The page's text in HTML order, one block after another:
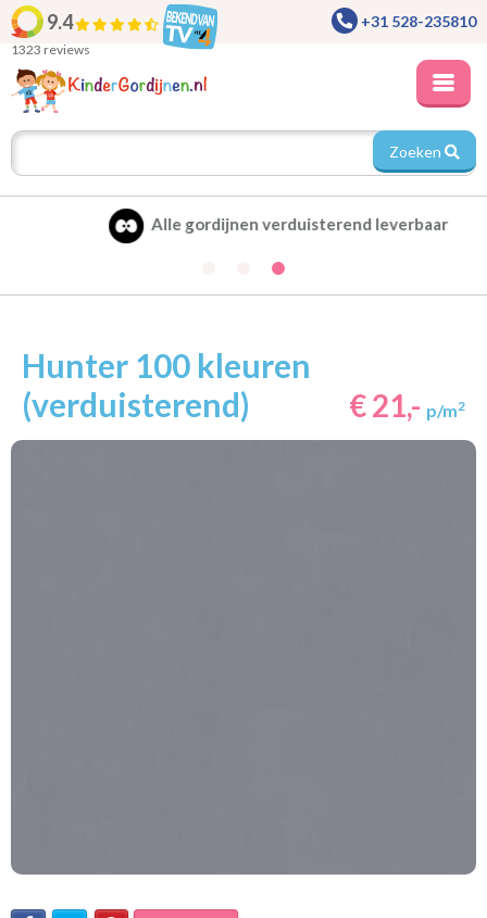
9.4
1323 reviews
+31 528-235810
Zoeken
Alle gordijnen verduisterend leverbaar
Hunter 100 kleuren
(verduisterend)
€ 21,- p/m2